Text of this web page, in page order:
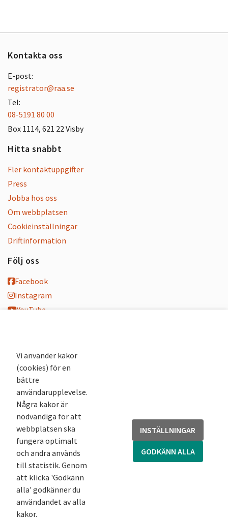
Kontakta oss
E-post:
registrator@raa.se
Tel:
08-5191 80 00
Box 1114, 621 22 Visby
Hitta snabbt
Fler kontaktuppgifter
Press
Jobba hos oss
Om webbplatsen
Cookieinställningar
Driftinformation
Följ oss
Facebook
Instagram
YouTube
Nyhetsbrev
Andra webbplatser
Arkivsök
Fornsök
Fornreg
Bebyggelseregistret
Runor
Kringla
Vi använder kakor
(cookies) för en
bättre
användarupplevelse.
Några kakor är
nödvändiga för att
webbplatsen ska
fungera optimalt
och andra används
till statistik. Genom
att klicka 'Godkänn
alla' godkänner du
användandet av alla
kakor.
INSTÄLLNINGAR
GODKÄNN ALLA